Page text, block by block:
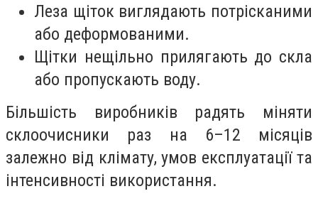
Леза щіток виглядають потрісканими
або деформованими.
Щітки нещільно прилягають до скла
або пропускають воду.
Більшість виробників радять міняти
склоочисники раз на 6–12 місяців
залежно від клімату, умов експлуатації та
інтенсивності використання.